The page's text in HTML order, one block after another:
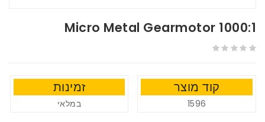
1000:1 Micro Metal Gearmotor
קוד מוצר
1596
זמינות
במלאי